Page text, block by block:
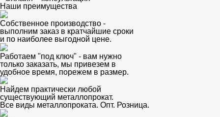
Наши преимущества
Собственное производство -
выполним заказ в кратчайшие сроки
и по наиболее выгодной цене.
Работаем "под ключ" - вам нужно
только заказать, мы привезем в
удобное время, порежем в размер.
Найдем практически любой
существующий металлопрокат.
Все виды металлопроката. Опт. Розница.